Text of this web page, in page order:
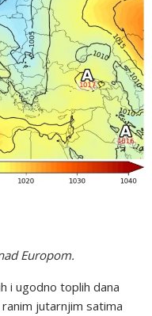
Europom.
i ugodno toplih dana
jutarnjim satima